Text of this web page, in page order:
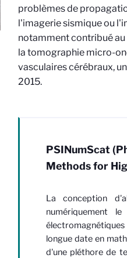
problèmes de
l'imagerie sismique ou
notamment contribué
la tomographie micro-
vasculaires cérébraux,
2015.
PSINumScat
Methods for
La conception
numériquement
longue date en
d'une pléthore de